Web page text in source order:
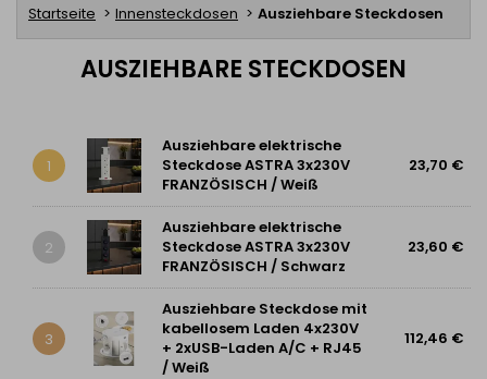
Startseite Innensteckdosen Ausziehbare Steckdosen
AUSZIEHBARE STECKDOSEN
1
Ausziehbare elektrische
Steckdose ASTRA 3x230V
FRANZÖSISCH / Weiß
23,70 €
2
Ausziehbare elektrische
Steckdose ASTRA 3x230V
FRANZÖSISCH / Schwarz
23,60 €
3
Ausziehbare Steckdose mit
kabellosem Laden 4x230V
+ 2xUSB-Laden A/C + RJ45
/ Weiß
112,46 €